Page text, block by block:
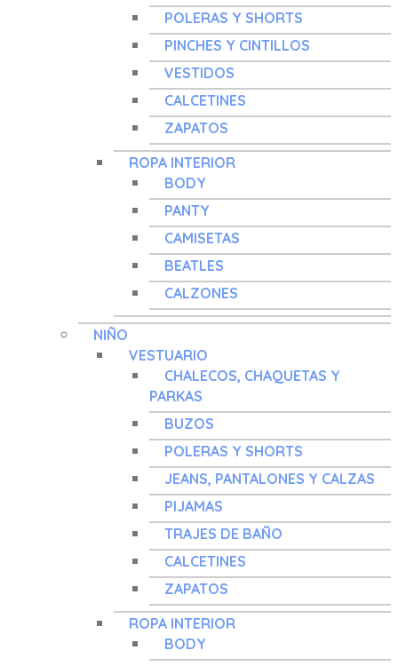
POLERAS Y SHORTS
PINCHES Y CINTILLOS
VESTIDOS
CALCETINES
ZAPATOS
ROPA INTERIOR
BODY
PANTY
CAMISETAS
BEATLES
CALZONES
NIÑO
VESTUARIO
CHALECOS, CHAQUETAS Y
PARKAS
BUZOS
POLERAS Y SHORTS
JEANS, PANTALONES Y CALZAS
PIJAMAS
TRAJES DE BAÑO
CALCETINES
ZAPATOS
ROPA INTERIOR
BODY